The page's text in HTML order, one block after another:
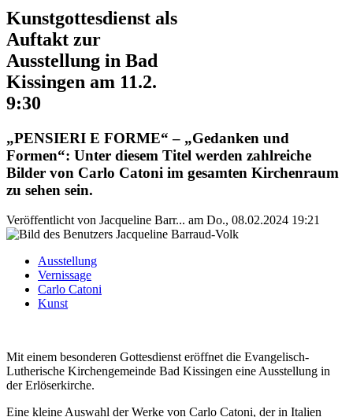
Kunstgottesdienst als
Auftakt zur
Ausstellung in Bad
Kissingen am 11.2.
9:30
„PENSIERI E FORME“ – „Gedanken und
Formen“: Unter diesem Titel werden zahlreiche
Bilder von Carlo Catoni im gesamten Kirchenraum
zu sehen sein.
Veröffentlicht von Jacqueline Barr... am Do., 08.02.2024 19:21
Ausstellung
Vernissage
Carlo Catoni
Kunst
Mit einem besonderen Gottesdienst eröffnet die Evangelisch-
Lutherische Kirchengemeinde Bad Kissingen eine Ausstellung in
der Erlöserkirche.
Eine kleine Auswahl der Werke von Carlo Catoni, der in Italien